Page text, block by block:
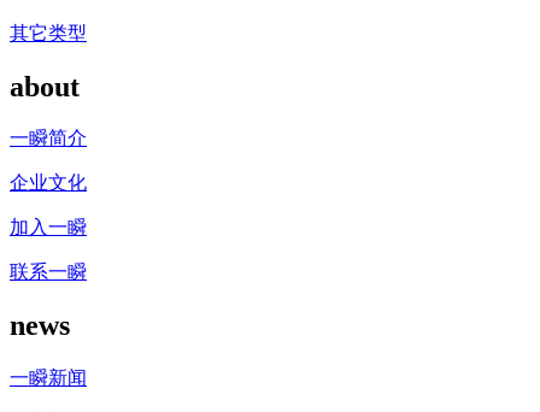
其它类型
about
一瞬简介
企业文化
加入一瞬
联系一瞬
news
一瞬新闻